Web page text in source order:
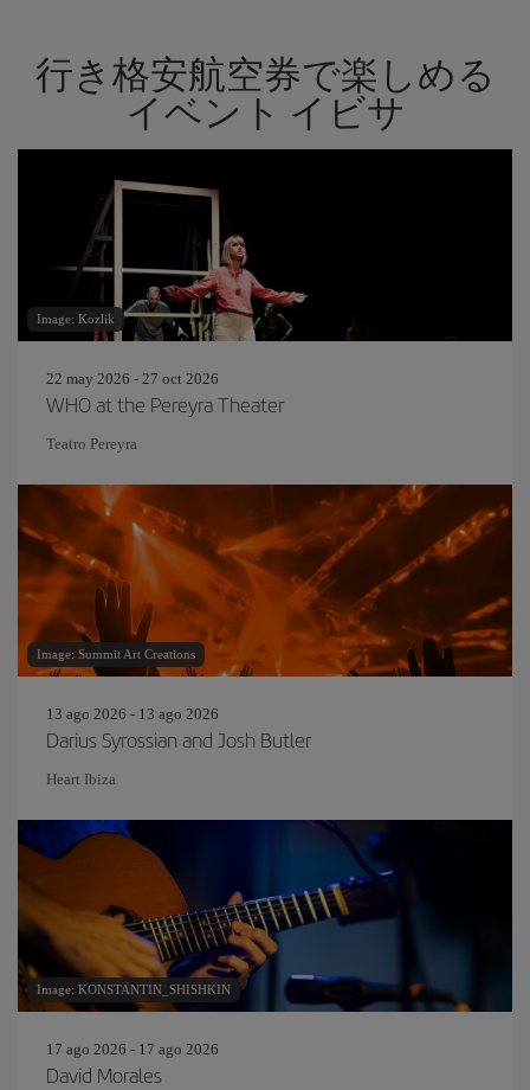
行き格安航空券で楽しめる
イベント イビサ
Image: Kozlik
22 may 2026 - 27 oct 2026
WHO at the Pereyra Theater
Teatro Pereyra
Image: Summit Art Creations
13 ago 2026 - 13 ago 2026
Darius Syrossian and Josh Butler
Heart Ibiza
Image: KONSTANTIN_SHISHKIN
17 ago 2026 - 17 ago 2026
David Morales